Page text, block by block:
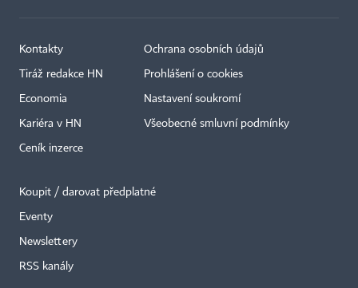
Kontakty
Tiráž redakce HN
Economia
Kariéra v HN
Ceník inzerce
Ochrana osobních údajů
Prohlášení o cookies
Nastavení soukromí
Všeobecné smluvní podmínky
Koupit / darovat předplatné
Eventy
Newslettery
RSS kanály